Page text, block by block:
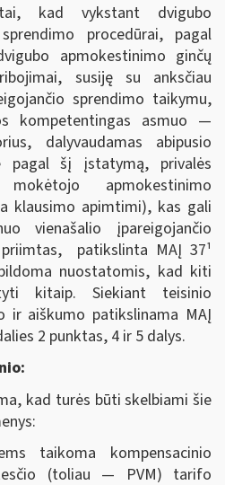
kad vykstant dvigubo
procedūrai, pagal
apmokestinimo ginčų
susiję su anksčiau
sprendimo taikymu,
kompetentingas asmuo —
dalyvaudamas abipusio
pagal šį įstatymą, privalės
apmokestinimo
klausimo apimtimi), kas gali
vienašalio įpareigojančio
patikslinta MAĮ 37¹
nuostatomis, kad kiti
kitaip. Siekiant teisinio
ir aiškumo patikslinama MAĮ
2 punktas, 4 ir 5 dalys.
kad turės būti skelbiami šie
taikoma kompensacinio
(toliau — PVM) tarifo